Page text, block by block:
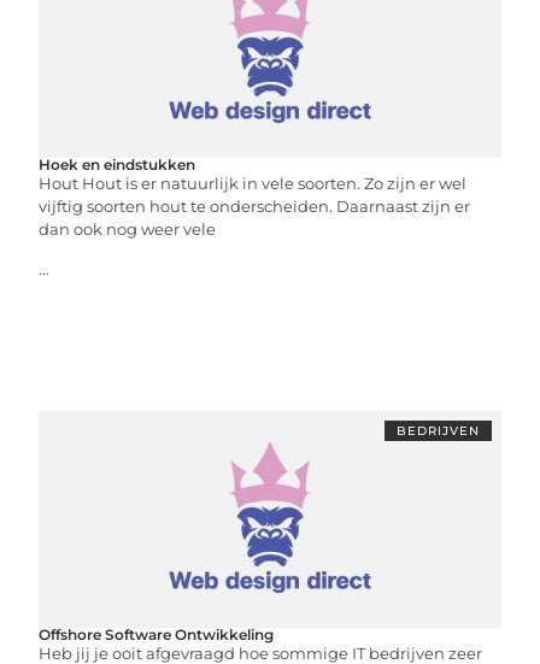
Hoek en eindstukken
Hout Hout is er natuurlijk in vele soorten. Zo zijn er wel
vijftig soorten hout te onderscheiden. Daarnaast zijn er
dan ook nog weer vele
...
BEDRIJVEN
Offshore Software Ontwikkeling
Heb jij je ooit afgevraagd hoe sommige IT bedrijven zeer